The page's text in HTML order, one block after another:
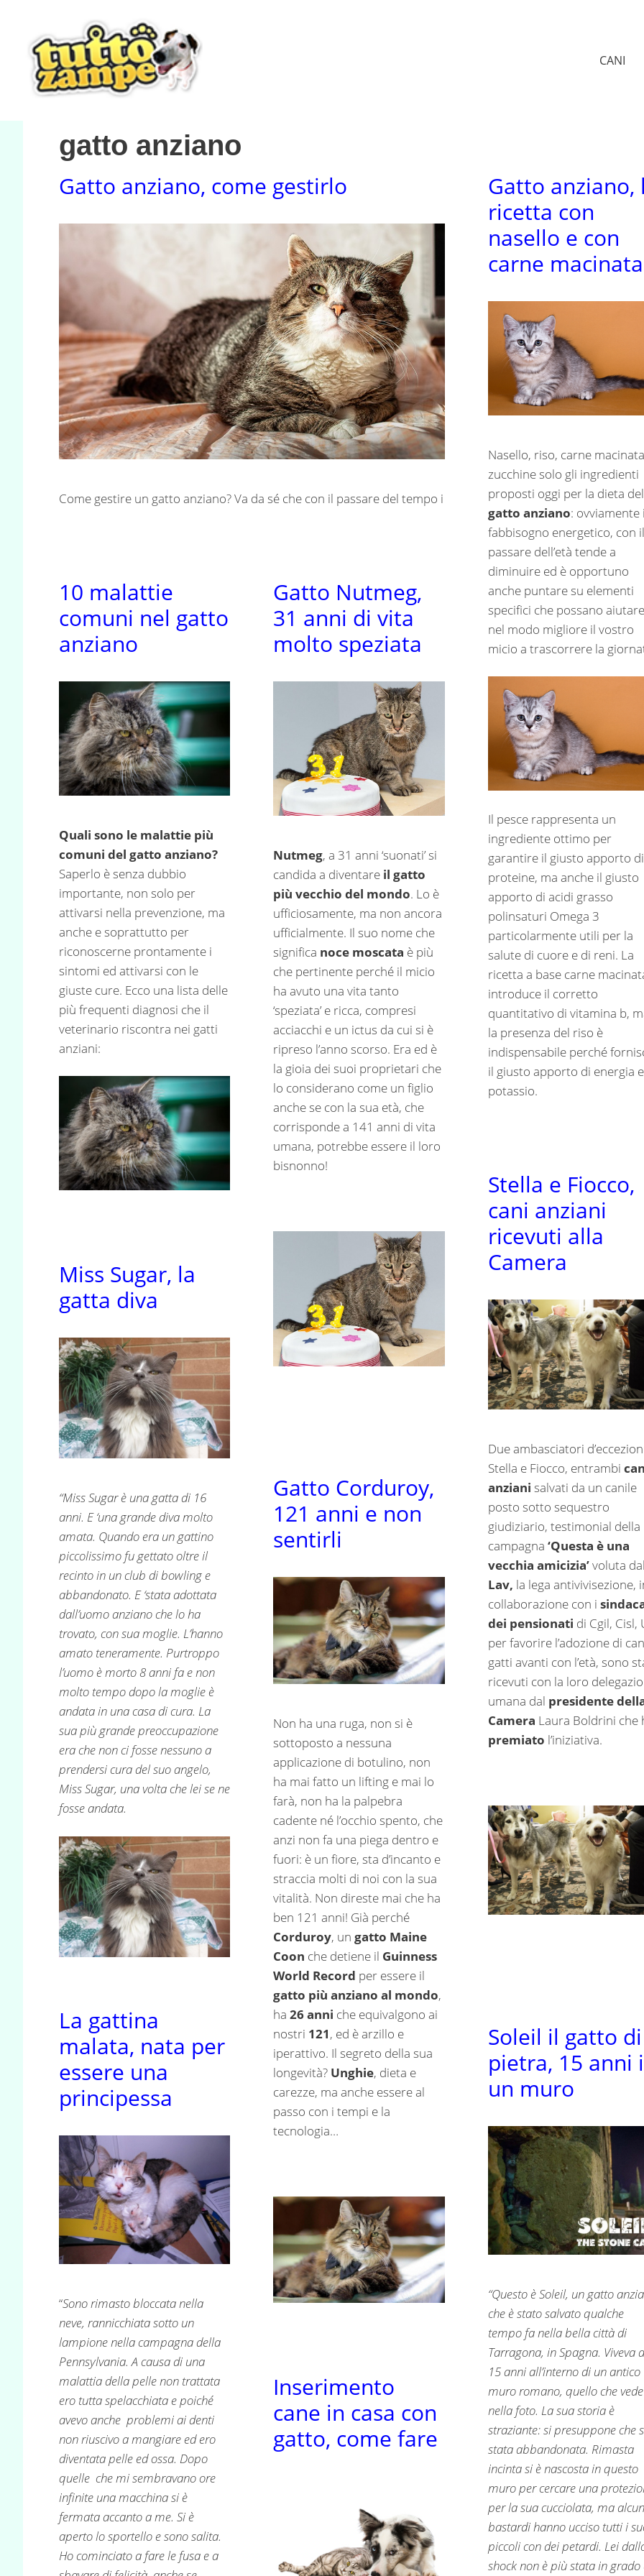
contenuto
CANI
gatto anziano
Gatto anziano, come gestirlo
Come gestire un gatto anziano? Va da sé che con il passare del tempo i
Gatto anziano,
ricetta con
nasello e con
carne macinata
Nasello, riso, carne
zucchine solo gli ingredienti
proposti oggi per la dieta del
gatto anziano: ovviamente
fabbisogno energetico, con il
passare dell’età tende a
diminuire ed è opportuno
anche puntare su elementi
specifici che possano aiutare
nel modo migliore il vostro
micio a trascorrere la
Il pesce rappresenta un
ingrediente ottimo per
garantire il giusto apporto di
proteine, ma anche il giusto
apporto di acidi grasso
polinsaturi Omega 3
particolarmente utili per la
salute di cuore e di reni. La
ricetta a base carne
introduce il corretto
quantitativo di vitamina b,
la presenza del riso è
indispensabile perché
il giusto apporto di energia e
potassio.
10 malattie
comuni nel gatto
anziano
Quali sono le malattie più
comuni del gatto anziano?
Saperlo è senza dubbio
importante, non solo per
attivarsi nella prevenzione, ma
anche e soprattutto per
riconoscerne prontamente i
sintomi ed attivarsi con le
giuste cure. Ecco una lista delle
più frequenti diagnosi che il
veterinario riscontra nei gatti
anziani:
Gatto Nutmeg,
31 anni di vita
molto speziata
Nutmeg, a 31 anni ‘suonati’ si
candida a diventare il gatto
più vecchio del mondo. Lo è
ufficiosamente, ma non ancora
ufficialmente. Il suo nome che
significa noce moscata è più
che pertinente perché il micio
ha avuto una vita tanto
‘speziata’ e ricca, compresi
acciacchi e un ictus da cui si è
ripreso l’anno scorso. Era ed è
la gioia dei suoi proprietari che
lo considerano come un figlio
anche se con la sua età, che
corrisponde a 141 anni di vita
umana, potrebbe essere il loro
bisnonno!
Stella e Fiocco,
cani anziani
ricevuti alla
Camera
Due ambasciatori
Stella e Fiocco, entrambi
anziani salvati da un canile
posto sotto sequestro
giudiziario, testimonial della
campagna ‘Questa è una
vecchia amicizia’voluta
Lav, la lega antivivisezione,
collaborazione con i
dei pensionati di Cgil, Cisl,
per favorire l’adozione di
gatti avanti con l’età, sono
ricevuti con la loro
umana dal presidente
Camera Laura Boldrini che
premiato l’iniziativa.
Miss Sugar, la
gatta diva
“Miss Sugar è una gatta di 16
anni. E ‘una grande diva molto
amata. Quando era un gattino
piccolissimo fu gettato oltre il
recinto in un club di bowling e
abbandonato. E ‘stata adottata
dall’uomo anziano che lo ha
trovato, con sua moglie. L’hanno
amato teneramente. Purtroppo
l’uomo è morto 8 anni fa e non
molto tempo dopo la moglie è
andata in una casa di cura. La
sua più grande preoccupazione
era che non ci fosse nessuno a
prendersi cura del suo angelo,
Miss Sugar, una volta che lei se ne
fosse andata.
Gatto Corduroy,
121 anni e non
sentirli
Non ha una ruga, non si è
sottoposto a nessuna
applicazione di botulino, non
ha mai fatto un lifting e mai lo
farà, non ha la palpebra
cadente né l’occhio spento, che
anzi non fa una piega dentro e
fuori: è un fiore, sta d’incanto e
straccia molti di noi con la sua
vitalità. Non direste mai che ha
ben 121 anni! Già perché
Corduroy, ungatto Maine
Coon che detiene il Guinness
World Record per essere il
gatto più anziano al mondo,
ha26 anni che equivalgono ai
nostri 121, ed è arzillo e
iperattivo. Il segreto della sua
longevità? Unghie, dieta e
carezze, ma anche essere al
passo con i tempi e la
tecnologia…
La gattina
malata, nata per
essere una
principessa
“Sono rimasto bloccata nella
neve, rannicchiata sotto un
lampione nella campagna della
Pennsylvania. A causa di una
malattia della pelle non trattata
ero tutta spelacchiata e poiché
avevo anche problemi ai denti
non riuscivo a mangiare ed ero
diventata pelle ed ossa. Dopo
quelle che mi sembravano ore
infinite una macchina si è
fermata accanto a me. Si è
aperto lo sportello e sono salita.
Ho cominciato a fare le fusa e a
Soleil il gatto di
pietra, 15 anni
un muro
“Questo è Soleil, un gatto
che è stato salvato qualche
tempo fa nella bella città di
Tarragona, in Spagna. Viveva
15 anni all’interno di un antico
muro romano, quello che
nella foto. La sua storia è
straziante: si presuppone che
stata abbandonata. Rimasta
incinta si è nascosta in questo
muro per cercare una
per la sua cucciolata, ma
bastardi hanno ucciso tutti i
piccoli con dei petardi. Lei
shock non è più stata in grado
Inserimento
cane in casa con
gatto, come fare